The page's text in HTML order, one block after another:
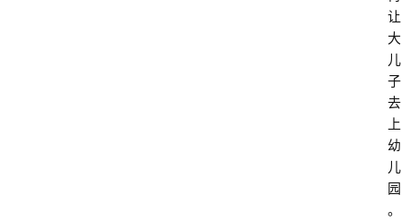
让
大
儿
子
去
上
幼
儿
园
。